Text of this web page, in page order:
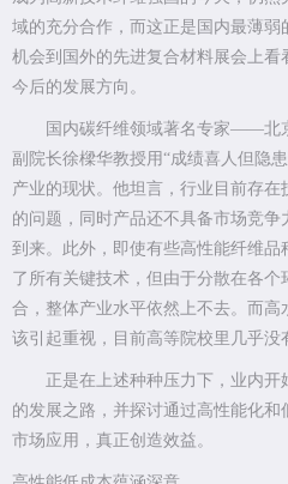
域的充分合作，而这正是国内最薄
机会到国外的先进复合材料展会上
今后的发展方向。
国内碳纤维领域著名专家——北京
副院长徐樑华教授用“成绩喜人但隐
产业的现状。他坦言，行业目前存在
的问题，同时产品还不具备市场竞
到来。此外，即使有些高性能纤维
了所有关键技术，但由于分散在各
合，整体产业水平依然上不去。而
该引起重视，目前高等院校里几乎没
正是在上述种种压力下，业内开
的发展之路，并探讨通过高性能化
市场应用，真正创造效益。